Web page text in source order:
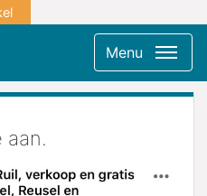
Menu
aan.